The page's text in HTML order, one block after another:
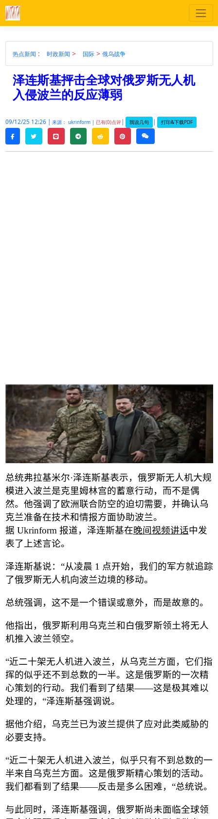
热点新闻 : 时政新闻 > 国际 > 俄乌战争
泽连斯基抨击全球对俄罗斯无人机
入侵波兰的反应薄弱
09/12/25 12:26 | 来源： ukrinform | 已有(0)点评| 我说几句 | 打印&下载PDF
facebooktwitterline telegramreddit pinterestweixin
总统弗拉基米尔·泽连斯基表示，俄罗斯无人机大规
模进入波兰是克里姆林宫的蓄意行动，而不是偶
然。他强调了欧洲联合防空的迫切需要，并确认乌
克兰准备在技术和情报方面协助波兰。
据 Ukrinform 报道，泽连斯基在晚间视频讲话中发
表了上述言论。
泽连斯基说： “从凌晨 1 点开始，我们的军方就追踪
了俄罗斯无人机向波兰边境的移动。
总统强调，这不是一个错误或意外，而是故意的。
他指出，俄罗斯利用乌克兰和白俄罗斯领土将无人
机推入波兰领空。
“近二十架无人机进入波兰，从乌克兰方面，它们指
挥的似乎还不到总数的一半。这是俄罗斯的一次精
心策划的行动。我们看到了结果——这是极其难以
处理的， “泽连斯基强调说。
据他介绍，乌克兰已为波兰提供了应对此类威胁的
必要支持。
“近二十架无人机进入波兰，似乎只有不到总数的一
半来自乌克兰方面。这是俄罗斯精心策划的活动。
我们都看到了结果——反击是多么困难， “总统说。
与此同时，泽连斯基强调，俄罗斯尚未面临全球领